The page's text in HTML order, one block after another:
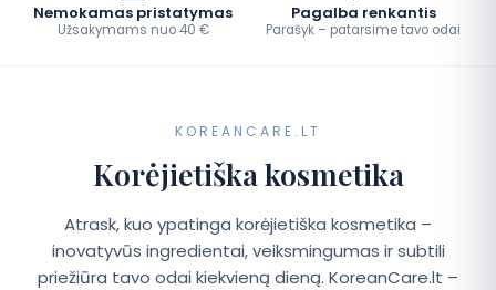
Nemokamas pristatymas
Užsakymams nuo 40 €
Pagalba renkantis
Parašyk – patarsime tavo odai
KOREANCARE.LT
Korėjietiška kosmetika
Atrask, kuo ypatinga korėjietiška kosmetika –
inovatyvūs ingredientai, veiksmingumas ir subtili
priežiūra tavo odai kiekvieną dieną. KoreanCare.lt –